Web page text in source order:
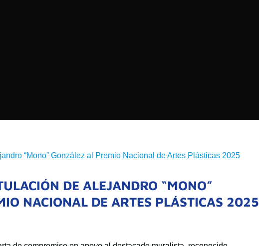
NUESTRO EQUIPO
DE ALEJANDRO “MONO”
NACIONAL DE ARTES PLÁSTICAS 2025